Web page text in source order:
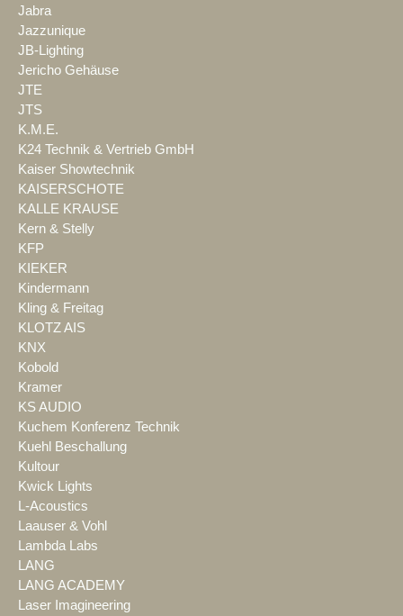
Jabra
Jazzunique
JB-Lighting
Jericho Gehäuse
JTE
JTS
K.M.E.
K24 Technik & Vertrieb GmbH
Kaiser Showtechnik
KAISERSCHOTE
KALLE KRAUSE
Kern & Stelly
KFP
KIEKER
Kindermann
Kling & Freitag
KLOTZ AIS
KNX
Kobold
Kramer
KS AUDIO
Kuchem Konferenz Technik
Kuehl Beschallung
Kultour
Kwick Lights
L-Acoustics
Laauser & Vohl
Lambda Labs
LANG
LANG ACADEMY
Laser Imagineering